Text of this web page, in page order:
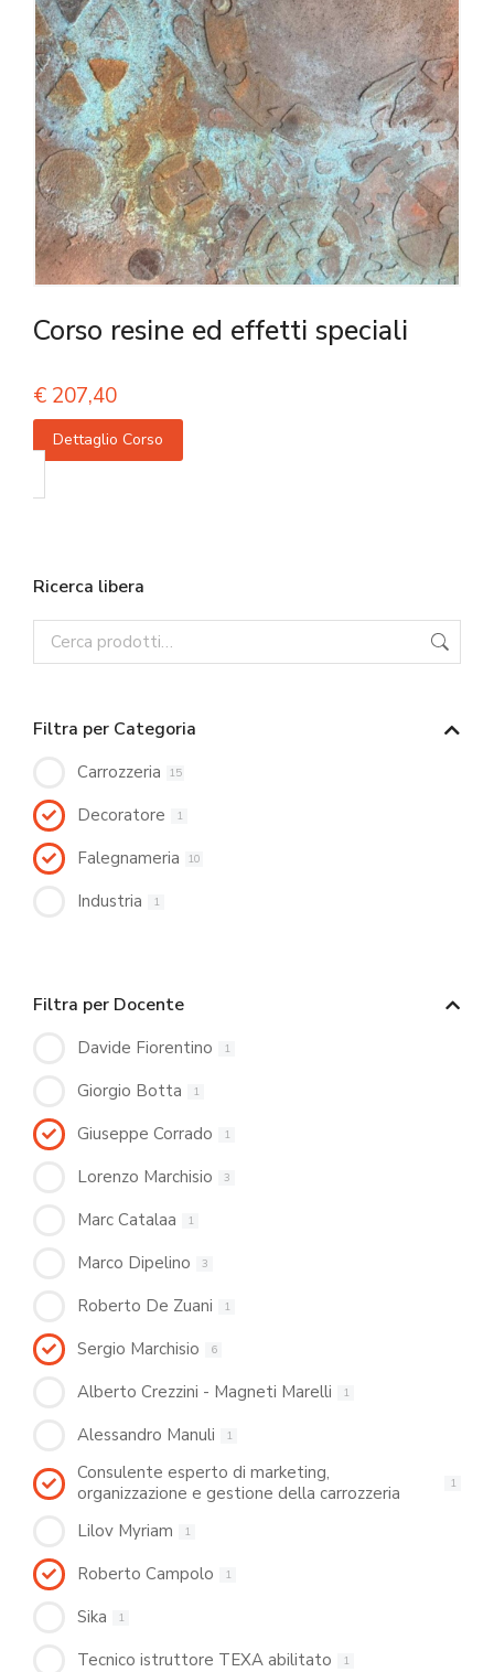
Corso resine ed effetti speciali
€ 207,40
Dettaglio Corso
Ricerca libera
Filtra per Categoria
Carrozzeria 15
Decoratore 1
Falegnameria 10
Industria 1
Filtra per Docente
Davide Fiorentino 1
Giorgio Botta 1
Giuseppe Corrado 1
Lorenzo Marchisio 3
Marc Catalaa 1
Marco Dipelino 3
Roberto De Zuani 1
Sergio Marchisio 6
Alberto Crezzini - Magneti Marelli 1
Alessandro Manuli 1
Consulente esperto di marketing,
organizzazione e gestione della carrozzeria
1
Lilov Myriam 1
Roberto Campolo 1
Sika 1
Tecnico istruttore TEXA abilitato 1